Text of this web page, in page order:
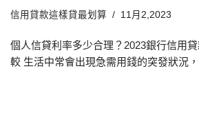
信用貸款這樣貸最划算 11月2,2023
個人信貸利率多少合理？2023銀行信用
較 生活中常會出現急需用錢的突發狀況